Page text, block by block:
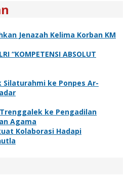
Jenazah Kelima Korban KM
“KOMPETENSI ABSOLUT
ke Ponpes Ar-
ke Pengadilan
Agama
Kolaborasi Hadapi